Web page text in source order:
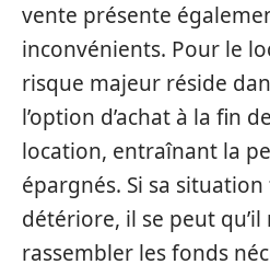
vente présente
inconvénients. Pour le
risque majeur réside
l’option d’achat à la fin
location, entraînant la
épargnés. Si sa
détériore, il se peut qu’il
rassembler les fonds